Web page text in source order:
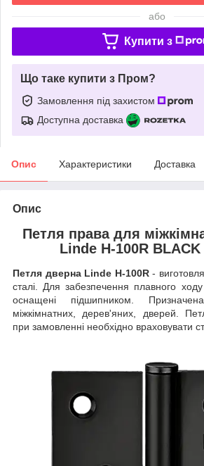
або
Купити з
Що таке купити з Пром?
Замовлення під захистом
Доступна доставка
Опис Характеристики Доставка
Опис
Петля права для
Linde H-100R
Петля дверна Linde H-100R-
сталі. Для забезпечення плавного
оснащені підшипником.
міжкімнатних, дерев'яних, дверей.
при замовленні необхідно враховувати